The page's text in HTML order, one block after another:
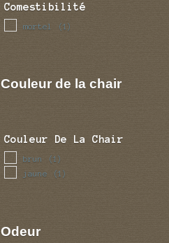
Comestibilité
mortel (1)
Couleur de la chair
Couleur De La Chair
brun (1)
jaune (1)
Odeur